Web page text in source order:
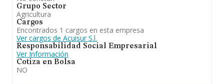
Grupo Sector
Agricultura
Cargos
Encontrados 1 cargos en esta empresa
Ver cargos de Acuisur S.l.
Responsabilidad Social Empresarial
Ver Información
Cotiza en Bolsa
NO